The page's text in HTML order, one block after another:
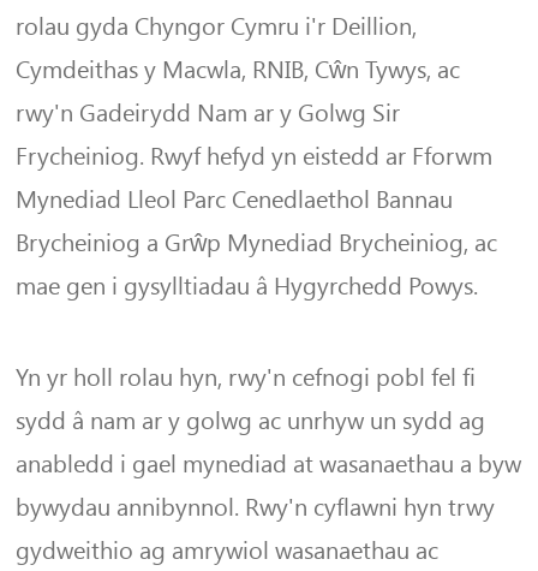
rolau gyda Chyngor Cymru i'r Deillion,
Cymdeithas y Macwla, RNIB, Cŵn Tywys, ac
rwy'n Gadeirydd Nam ar y Golwg Sir
Frycheiniog. Rwyf hefyd yn eistedd ar Fforwm
Mynediad Lleol Parc Cenedlaethol Bannau
Brycheiniog a Grŵp Mynediad Brycheiniog, ac
mae gen i gysylltiadau â Hygyrchedd Powys.
Yn yr holl rolau hyn, rwy'n cefnogi pobl fel fi
sydd â nam ar y golwg ac unrhyw un sydd ag
anabledd i gael mynediad at wasanaethau a byw
bywydau annibynnol. Rwy'n cyflawni hyn trwy
gydweithio ag amrywiol wasanaethau ac